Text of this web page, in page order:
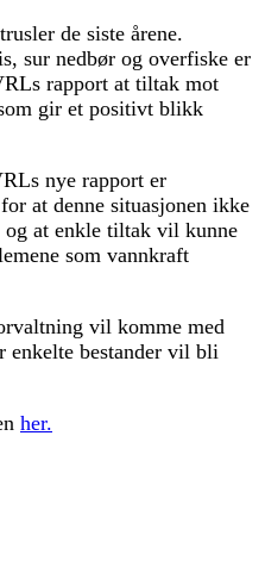
de siste årene.
sur nedbør og overfiske er
rapport at tiltak mot
gir et positivt blikk
nye rapport er
at denne situasjonen ikke
at enkle tiltak vil kunne
som vannkraft
vil komme med
enkelte bestander vil bli
her.